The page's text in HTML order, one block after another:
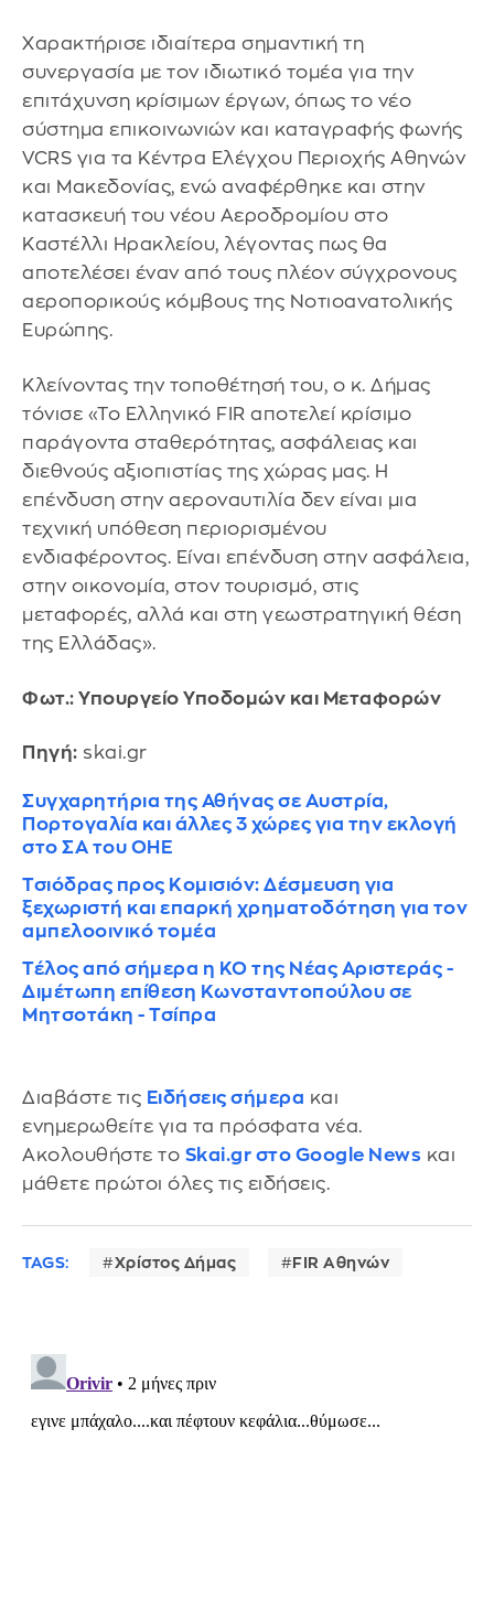
Χαρακτήρισε ιδιαίτερα σημαντική τη
συνεργασία με τον ιδιωτικό τομέα για την
επιτάχυνση κρίσιμων έργων, όπως το νέο
σύστημα επικοινωνιών και καταγραφής φωνής
VCRS για τα Κέντρα Ελέγχου Περιοχής Αθηνών
και Μακεδονίας, ενώ αναφέρθηκε και στην
κατασκευή του νέου Αεροδρομίου στο
Καστέλλι Ηρακλείου, λέγοντας πως θα
αποτελέσει έναν από τους πλέον σύγχρονους
αεροπορικούς κόμβους της Νοτιοανατολικής
Ευρώπης.
Κλείνοντας την τοποθέτησή του, ο κ. Δήμας
τόνισε «Το Ελληνικό FIR αποτελεί κρίσιμο
παράγοντα σταθερότητας, ασφάλειας και
διεθνούς αξιοπιστίας της χώρας μας. Η
επένδυση στην αεροναυτιλία δεν είναι μια
τεχνική υπόθεση περιορισμένου
ενδιαφέροντος. Είναι επένδυση στην ασφάλεια,
στην οικονομία, στον τουρισμό, στις
μεταφορές, αλλά και στη γεωστρατηγική θέση
της Ελλάδας».
Φωτ.: Υπουργείο Υποδομών και Μεταφορών
Πηγή: skai.gr
Συγχαρητήρια της Αθήνας σε Αυστρία,
Πορτογαλία και άλλες 3 χώρες για την εκλογή
στο ΣΑ του ΟΗΕ
Τσιόδρας προς Κομισιόν: Δέσμευση για
ξεχωριστή και επαρκή χρηματοδότηση για τον
αμπελοοινικό τομέα
Τέλος από σήμερα η ΚΟ της Νέας Αριστεράς -
Διμέτωπη επίθεση Κωνσταντοπούλου σε
Μητσοτάκη - Τσίπρα
Διαβάστε τις Ειδήσεις σήμερα και
ενημερωθείτε για τα πρόσφατα νέα.
Ακολουθήστε το Skai.gr στο Google News και
μάθετε πρώτοι όλες τις ειδήσεις.
TAGS: Χρίστος Δήμας FIR Αθηνών